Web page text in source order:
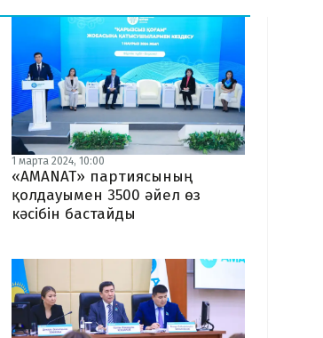
1 марта 2024, 10:00
«AMANAT» партиясының
қолдауымен 3500 әйел өз
кәсібін бастайды